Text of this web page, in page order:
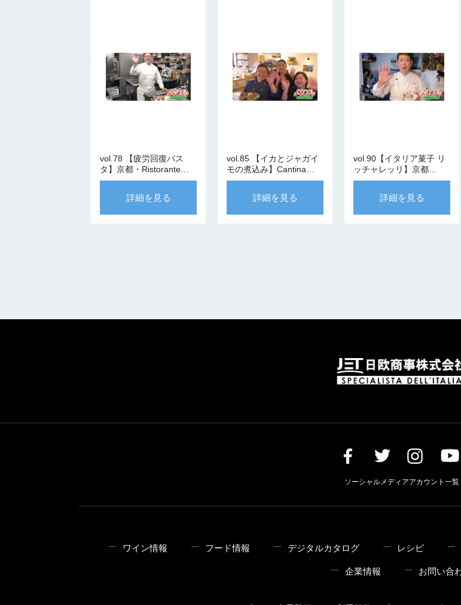
vol.78 【疲労回復パス
タ】京都・Ristorante
Chimera 筒井シェフ
詳細を見る
vol.85 【イカとジャガイ
モの煮込み】Cantina
arco 清水シェフ
詳細を見る
vol.90【イタリア菓子 リ
ッチャレッリ】京都
Cucina Kuramochi 倉持シ
詳細を見る
ソーシャルメディアアカウント一覧
ワイン情報 フード情報 デジタルカタログ レシピ
企業情報 お問い合